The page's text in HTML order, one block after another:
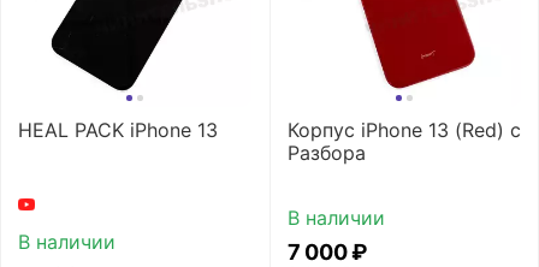
HEAL PACK iPhone 13
В наличии
Корпус iPhone 13 (Red) с
Разбора
В наличии
7 000₽